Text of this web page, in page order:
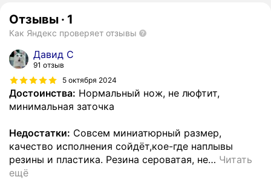
Отзывы · 1
Как Яндекс проверяет отзывы
Давид С
91 отзыв
5 октября 2024
Достоинства: Нормальный нож, не люфтит,
минимальная заточка
Недостатки: Совсем миниатюрный размер,
качество исполнения сойдёт,кое-где наплывы
резины и пластика. Резина сероватая, не… Читать
ещё